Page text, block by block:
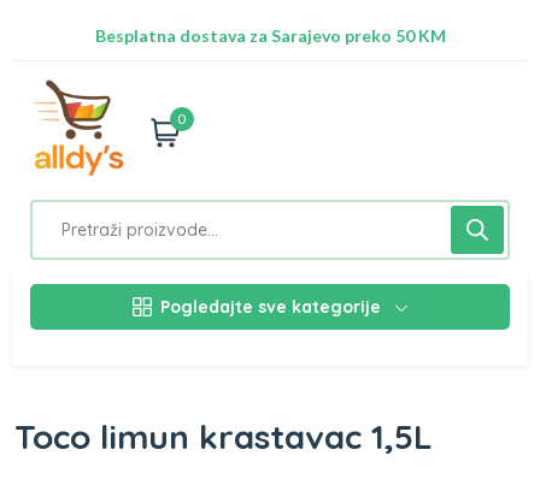
Besplatna dostava za Sarajevo preko 50 KM
0
Pogledajte sve kategorije
Toco limun krastavac 1,5L